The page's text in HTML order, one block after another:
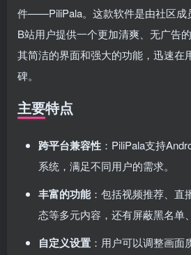
件——PiliPala。这款软件是由社区成
B站用户提供一个更加清爽、无广告
其简洁的界面和强大的功能，迅速在
碑。
主要特点
跨平台兼容性 ：PiliPala支持
系统，满足不同用户的需求。
丰富的功能：包括视频推荐、直
态等多元内容，还有屏蔽黑名单
自定义设置 ：用户可以调整画